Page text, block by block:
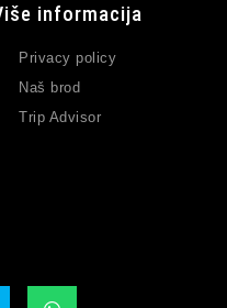
informacija
Privacy policy
Naš brod
Trip Advisor